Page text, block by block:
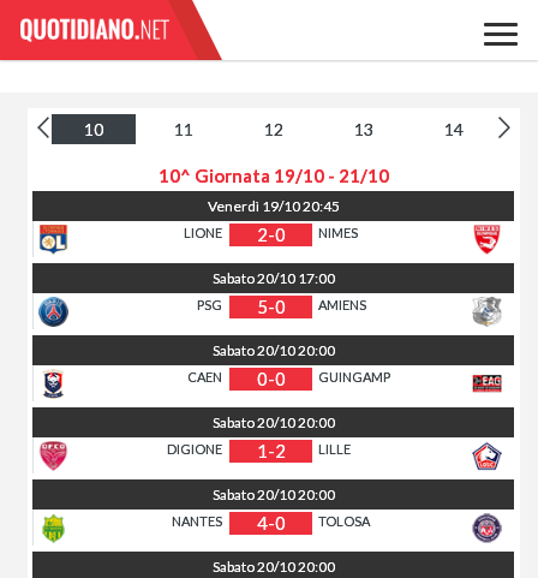
10 11 12 13 14
10^ Giornata 19/10 - 21/10
Venerdì 19/1020:45
LIONE 2-0 NIMES
Sabato20/10 17:00
PSG 5-0 AMIENS
Sabato20/1020:00
CAEN 0-0 GUINGAMP
Sabato20/1020:00
DIGIONE 1-2 LILLE
Sabato20/1020:00
NANTES 4-0 TOLOSA
Sabato20/1020:00